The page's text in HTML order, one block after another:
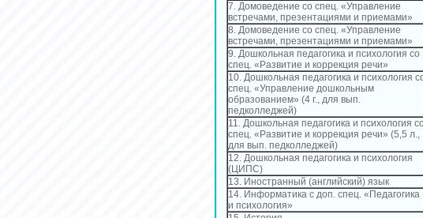
7. Домоведение со спец. «Управление
встречами, презентациями и приемами»
8. Домоведение со спец. «Управление
встречами, презентациями и приемами»
9. Дошкольная педагогика и психология со
спец. «Развитие и коррекция речи»
10. Дошкольная педагогика и психология
спец. «Управление дошкольным
образованием» (4 г., для вып.
педколледжей)
11. Дошкольная педагогика и психология со
спец. «Развитие и коррекция речи» (5,5 л.,
для вып. педколледжей)
12. Дошкольная педагогика и психология
(ЦИПС)
13. Иностранный (английский) язык
14. Информатика с доп. спец. «Педагогика
и психология»